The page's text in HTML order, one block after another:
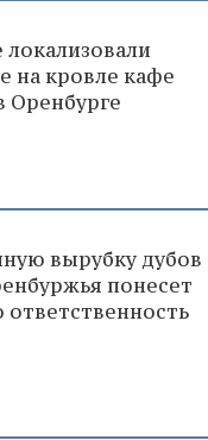
на кровле кафе
Оренбурге
вырубку дубов
понесет
ответственность